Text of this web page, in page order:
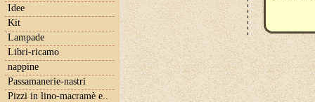
Idee
Kit
Lampade
Libri-ricamo
nappine
Passamanerie-nastri
Pizzi in lino-macramè e..